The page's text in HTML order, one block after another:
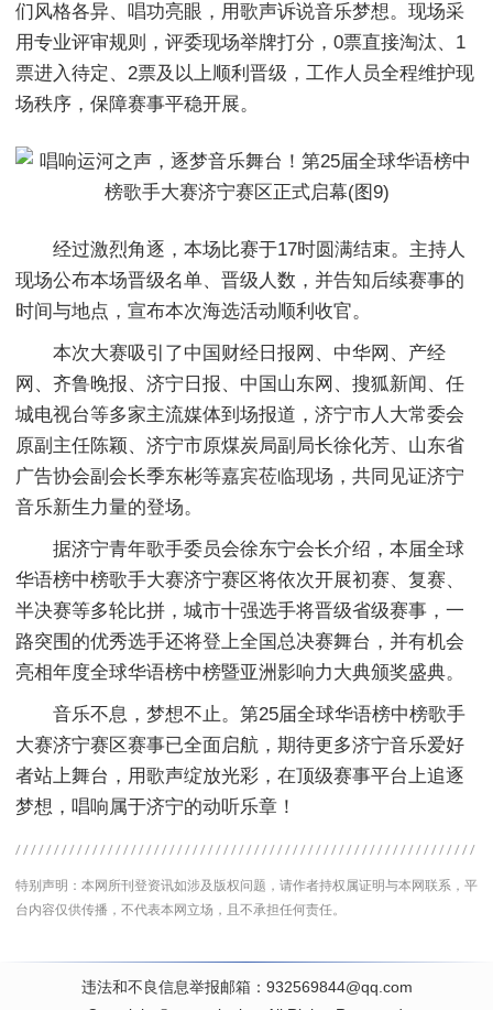
们风格各异、唱功亮眼，用歌声诉说音乐梦想。现场采
用专业评审规则，评委现场举牌打分，0票直接淘汰、1
票进入待定、2票及以上顺利晋级，工作人员全程维护现
场秩序，保障赛事平稳开展。
经过激烈角逐，本场比赛于17时圆满结束。主持人
现场公布本场晋级名单、晋级人数，并告知后续赛事的
时间与地点，宣布本次海选活动顺利收官。
本次大赛吸引了中国财经日报网、中华网、产经
网、齐鲁晚报、济宁日报、中国山东网、搜狐新闻、任
城电视台等多家主流媒体到场报道，济宁市人大常委会
原副主任陈颖、济宁市原煤炭局副局长徐化芳、山东省
广告协会副会长季东彬等嘉宾莅临现场，共同见证济宁
音乐新生力量的登场。
据济宁青年歌手委员会徐东宁会长介绍，本届全球
华语榜中榜歌手大赛济宁赛区将依次开展初赛、复赛、
半决赛等多轮比拼，城市十强选手将晋级省级赛事，一
路突围的优秀选手还将登上全国总决赛舞台，并有机会
亮相年度全球华语榜中榜暨亚洲影响力大典颁奖盛典。
音乐不息，梦想不止。第25届全球华语榜中榜歌手
大赛济宁赛区赛事已全面启航，期待更多济宁音乐爱好
者站上舞台，用歌声绽放光彩，在顶级赛事平台上追逐
梦想，唱响属于济宁的动听乐章！
特别声明：本网所刊登资讯如涉及版权问题，请作者持权属证明与本网联系，平
台内容仅供传播，不代表本网立场，且不承担任何责任。
违法和不良信息举报邮箱：932569844@qq.com